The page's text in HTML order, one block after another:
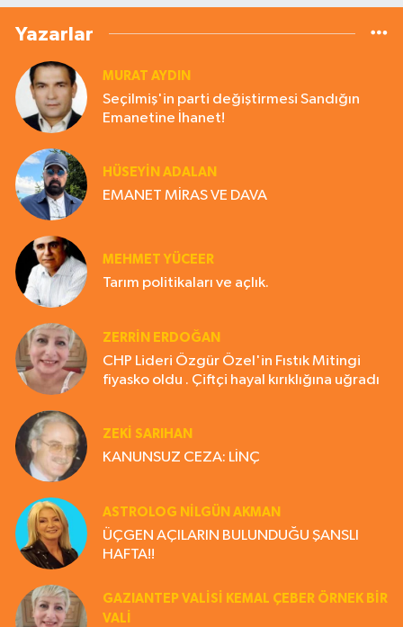
Yazarlar
MURAT AYDIN
Seçilmiş'in parti değiştirmesi Sandığın
Emanetine İhanet!
HÜSEYIN ADALAN
EMANET MİRAS VE DAVA
MEHMET YÜCEER
Tarım politikaları ve açlık.
ZERRIN ERDOĞAN
CHP Lideri Özgür Özel'in Fıstık Mitingi
fiyasko oldu . Çiftçi hayal kırıklığına uğradı
ZEKI SARIHAN
KANUNSUZ CEZA: LİNÇ
ASTROLOG NILGÜN AKMAN
ÜÇGEN AÇILARIN BULUNDUĞU ŞANSLI
HAFTA!!
GAZIANTEP VALISI KEMAL ÇEBER ÖRNEK BİR
VALİ